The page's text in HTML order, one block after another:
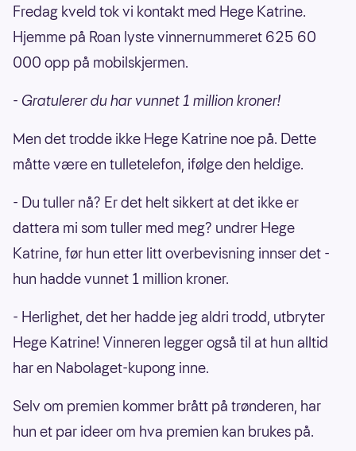
Fredag kveld tok vi kontakt med Hege Katrine.
Hjemme på Roan lyste vinnernummeret 625 60
000 opp på mobilskjermen.
- Gratulerer du har vunnet 1 million kroner!
Men det trodde ikke Hege Katrine noe på. Dette
måtte være en tulletelefon, ifølge den heldige.
- Du tuller nå? Er det helt sikkert at det ikke er
dattera mi som tuller med meg? undrer Hege
Katrine, før hun etter litt overbevisning innser det -
hun hadde vunnet 1 million kroner.
- Herlighet, det her hadde jeg aldri trodd, utbryter
Hege Katrine! Vinneren legger også til at hun alltid
har en Nabolaget-kupong inne.
Selv om premien kommer brått på trønderen, har
hun et par ideer om hva premien kan brukes på.